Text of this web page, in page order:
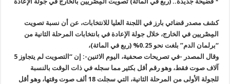
كشف مصدر قضائي بارز في اللجنة العليا للانتخابات، عن أن نسبة تصويت
المِصْريين في الخارج، خلال جولة الإعادة في بانتخابات المرحلة الثانية من
“برلمان الدم” بلغت نحو 0.25% (ربع في المائة )،
وقال المصدر -في تصريحات صحفية، اليوم الاثنين-: إن “التصويت لم يتجاوز 5
آلاف صوت فقط، وهو رقم أقل بكثير مما سجله في ذات الوقت بالنسبة
للجولة الأولى من المرحلة الثانية، التي سجلت 18 ألف صوت وقتها، وهو أقل